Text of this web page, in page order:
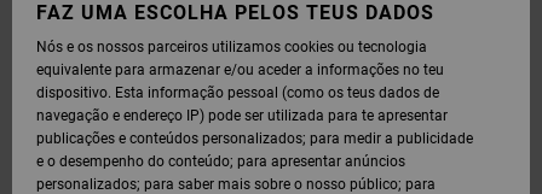
FAZ UMA ESCOLHA PELOS TEUS DADOS
Nós e os nossos parceiros utilizamos cookies ou tecnologia
equivalente para armazenar e/ou aceder a informações no teu
dispositivo. Esta informação pessoal (como os teus dados de
navegação e endereço IP) pode ser utilizada para te apresentar
publicações e conteúdos personalizados; para medir a publicidade
e o desempenho do conteúdo; para apresentar anúncios
personalizados; para saber mais sobre o nosso público; para